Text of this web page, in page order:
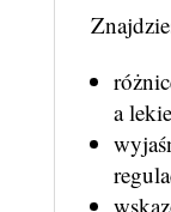
a